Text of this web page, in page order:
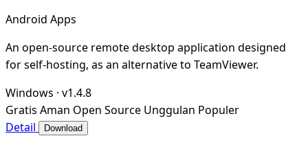
Android Apps
An open-source remote desktop application designed
for self-hosting, as an alternative to TeamViewer.
Windows · v1.4.8
Gratis Aman Open Source Unggulan Populer
Detail
Download